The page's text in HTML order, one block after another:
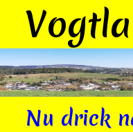
Nu drick